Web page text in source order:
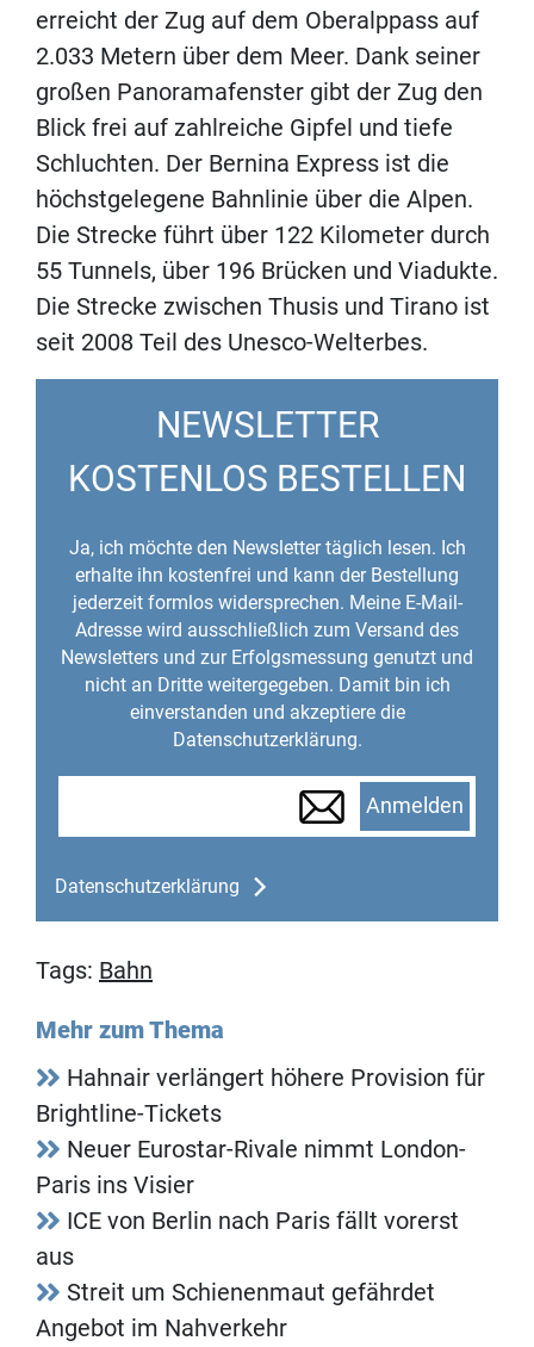
erreicht der Zug auf dem Oberalppass auf
2.033 Metern über dem Meer. Dank seiner
großen Panoramafenster gibt der Zug den
Blick frei auf zahlreiche Gipfel und tiefe
Schluchten. Der Bernina Express ist die
höchstgelegene Bahnlinie über die Alpen.
Die Strecke führt über 122 Kilometer durch
55 Tunnels, über 196 Brücken und Viadukte.
Die Strecke zwischen Thusis und Tirano ist
seit 2008 Teil des Unesco-Welterbes.
NEWSLETTER
KOSTENLOS BESTELLEN
Ja, ich möchte den Newsletter täglich lesen. Ich
erhalte ihn kostenfrei und kann der Bestellung
jederzeit formlos widersprechen. Meine E-Mail-
Adresse wird ausschließlich zum Versand des
Newsletters und zur Erfolgsmessung genutzt und
nicht an Dritte weitergegeben. Damit bin ich
einverstanden und akzeptiere die
Datenschutzerklärung.
Anmelden
Datenschutzerklärung
Tags: Bahn
Mehr zum Thema
Hahnair verlängert höhere Provision für
Brightline-Tickets
Neuer Eurostar-Rivale nimmt London-
Paris ins Visier
ICE von Berlin nach Paris fällt vorerst
aus
Streit um Schienenmaut gefährdet
Angebot im Nahverkehr